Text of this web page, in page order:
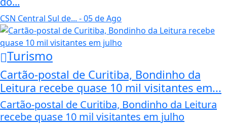
CSN Central Sul de... - 05 de Ago
Turismo
Cartão-postal de Curitiba, Bondinho da
Leitura recebe quase 10 mil visitantes em...
Cartão-postal de Curitiba, Bondinho da Leitura
recebe quase 10 mil visitantes em julho